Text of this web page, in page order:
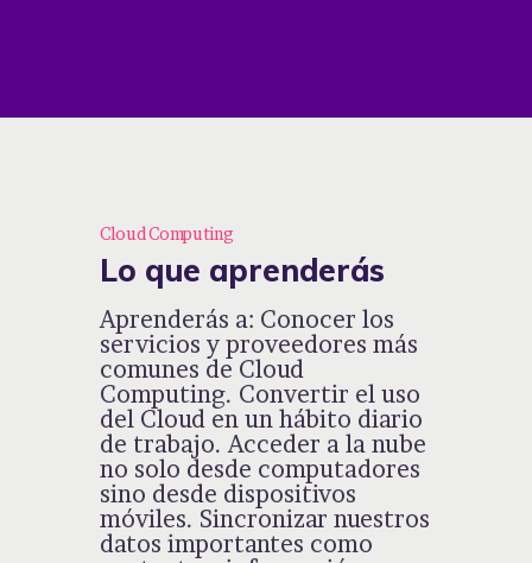
Cloud Computing
Lo que aprenderás
Aprenderás a: Conocer los
servicios y proveedores más
comunes de Cloud
Computing. Convertir el uso
del Cloud en un hábito diario
de trabajo. Acceder a la nube
no solo desde computadores
sino desde dispositivos
móviles. Sincronizar nuestros
datos importantes como